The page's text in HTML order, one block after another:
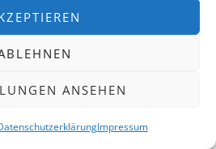
ANSEHEN
Impressum